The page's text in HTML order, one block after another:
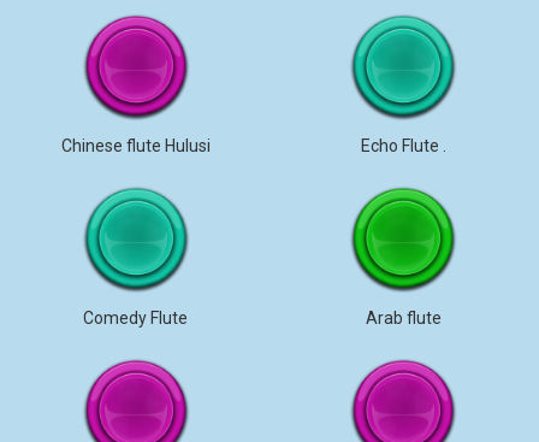
Chinese flute Hulusi Echo Flute .
Comedy Flute Arab flute